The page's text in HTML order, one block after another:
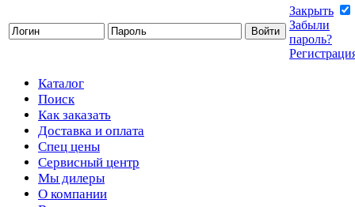
Закрыть
Забыли
пароль?
Каталог
Поиск
Как заказать
Доставка и оплата
Спец цены
Сервисный центр
Мы дилеры
О компании